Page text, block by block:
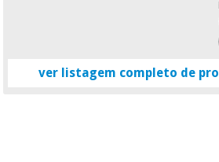
ver listagem completo de